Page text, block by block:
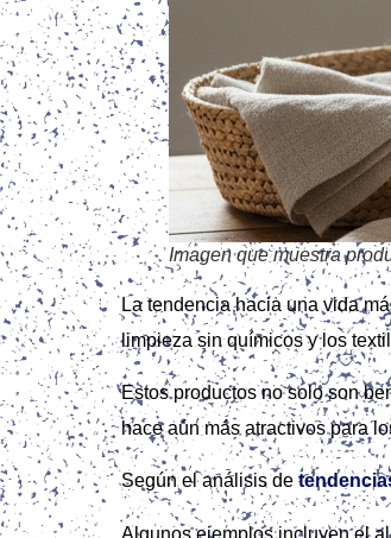
Imagen que muestra
La tendencia hacia una vida
limpieza sin químicos y los
Estos productos no solo son
hace aún más atractivos para
Según el análisis de
Algunos ejemplos incluyen el